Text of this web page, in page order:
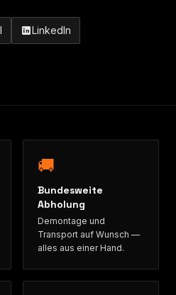
LinkedIn
🚚
Bundesweite
Abholung
Demontage und
Transport auf Wunsch —
alles aus einer Hand.